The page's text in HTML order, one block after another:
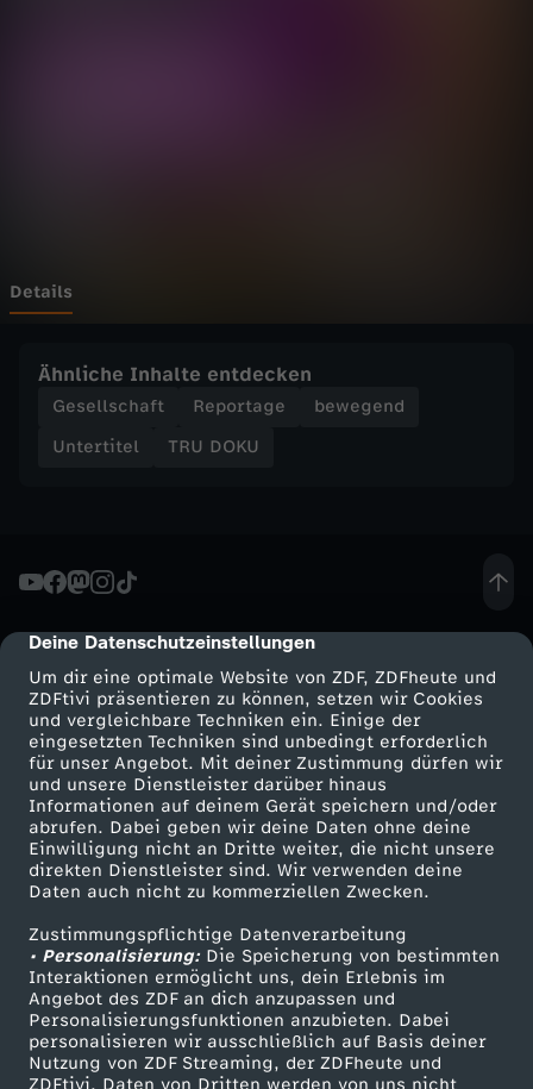
cmp-dialog-description
Deine Datenschutzeinstellungen
Um dir eine optimale Website von ZDF, ZDFheute und
ZDFtivi präsentieren zu können, setzen wir Cookies
und vergleichbare Techniken ein. Einige der
eingesetzten Techniken sind unbedingt erforderlich
für unser Angebot. Mit deiner Zustimmung dürfen wir
und unsere Dienstleister darüber hinaus
Informationen auf deinem Gerät speichern und/oder
abrufen. Dabei geben wir deine Daten ohne deine
Einwilligung nicht an Dritte weiter, die nicht unsere
direkten Dienstleister sind. Wir verwenden deine
Daten auch nicht zu kommerziellen Zwecken.
Zustimmungspflichtige Datenverarbeitung
• Personalisierung:Die Speicherung von bestimmten
Interaktionen ermöglicht uns, dein Erlebnis im
Angebot des ZDF an dich anzupassen und
Personalisierungsfunktionen anzubieten. Dabei
personalisieren wir ausschließlich auf Basis deiner
Nutzung von ZDF Streaming, der ZDFheute und
ZDFtivi. Daten von Dritten werden von uns nicht
c
-
a
g
n
o
s
e
:
S
o
Details
Ähnliche Inhalte entdecken
Gesellschaft Reportage
bewegend
Untertitel
TRU DOKU
Mehr ZDF
ZDF-Apps
Smart TV
ZDFtext
Livestreams
Sendungen A-Z
TV-Programm
Service
ZDFmitreden
Kontakt zum ZDF
Tickets
Zuschauerservice
Hilfe